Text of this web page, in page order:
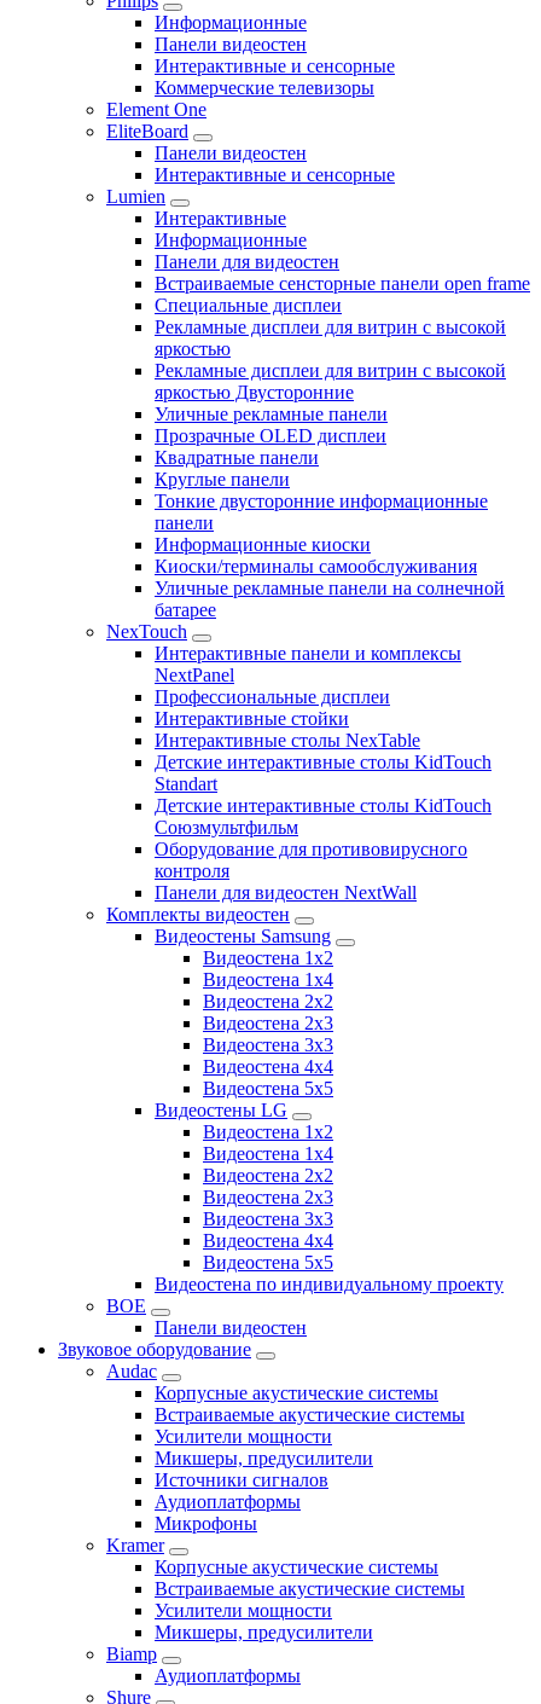
Информационные
Панели видеостен
Интерактивные и сенсорные
Коммерческие телевизоры
Element One
EliteBoard
Панели видеостен
Интерактивные и сенсорные
Lumien
Интерактивные
Информационные
Панели для видеостен
Встраиваемые сенсторные панели open frame
Специальные дисплеи
Рекламные дисплеи для витрин с высокой
яркостью
Рекламные дисплеи для витрин с высокой
яркостью Двусторонние
Уличные рекламные панели
Прозрачные OLED дисплеи
Квадратные панели
Круглые панели
Тонкие двусторонние информационные
панели
Информационные киоски
Киоски/терминалы самообслуживания
Уличные рекламные панели на солнечной
батарее
NexTouch
Интерактивные панели и комплексы
NextPanel
Профессиональные дисплеи
Интерактивные стойки
Интерактивные столы NexTable
Детские интерактивные столы KidTouch
Standart
Детские интерактивные столы KidTouch
Союзмультфильм
Оборудование для противовирусного
контроля
Панели для видеостен NextWall
Комплекты видеостен
Видеостены Samsung
Видеостена 1x2
Видеостена 1x4
Видеостена 2x2
Видеостена 2х3
Видеостена 3x3
Видеостена 4x4
Видеостена 5x5
Видеостены LG
Видеостена 1x2
Видеостена 1x4
Видеостена 2x2
Видеостена 2x3
Видеостена 3x3
Видеостена 4x4
Видеостена 5x5
Видеостена по индивидуальному проекту
BOE
Панели видеостен
Звуковое оборудование
Audac
Корпусные акустические системы
Встраиваемые акустические системы
Усилители мощности
Микшеры, предусилители
Источники сигналов
Аудиоплатформы
Микрофоны
Kramer
Корпусные акустические системы
Встраиваемые акустические системы
Усилители мощности
Микшеры, предусилители
Biamp
Аудиоплатформы
Shure